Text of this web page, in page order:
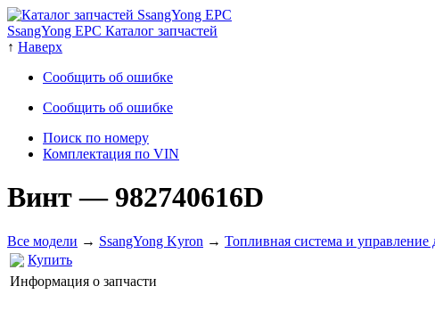
SsangYong EPC Каталог запчастей
↑ Наверх
Сообщить об ошибке
Сообщить об ошибке
Поиск по номеру
Комплектация по VIN
Винт— 982740616D
Все модели → SsangYong Kyron → Топливная система и управление
Купить
Информация о запчасти